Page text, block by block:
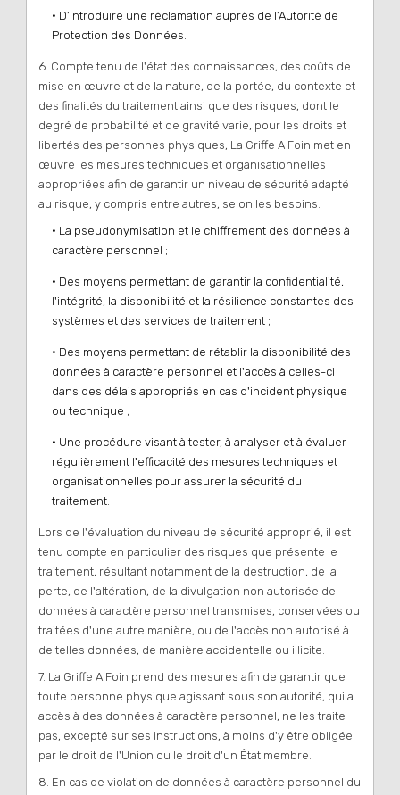
• D’introduire une réclamation auprès de l’Autorité de
Protection des Données.
6. Compte tenu de l'état des connaissances, des coûts de
mise en œuvre et de la nature, de la portée, du contexte et
des finalités du traitement ainsi que des risques, dont le
degré de probabilité et de gravité varie, pour les droits et
libertés des personnes physiques, La Griffe A Foin met en
œuvre les mesures techniques et organisationnelles
appropriées afin de garantir un niveau de sécurité adapté
au risque, y compris entre autres, selon les besoins:
• La pseudonymisation et le chiffrement des données à
caractère personnel ;
• Des moyens permettant de garantir la confidentialité,
l'intégrité, la disponibilité et la résilience constantes des
systèmes et des services de traitement ;
• Des moyens permettant de rétablir la disponibilité des
données à caractère personnel et l'accès à celles-ci
dans des délais appropriés en cas d'incident physique
ou technique ;
• Une procédure visant à tester, à analyser et à évaluer
régulièrement l'efficacité des mesures techniques et
organisationnelles pour assurer la sécurité du
traitement.
Lors de l'évaluation du niveau de sécurité approprié, il est
tenu compte en particulier des risques que présente le
traitement, résultant notamment de la destruction, de la
perte, de l'altération, de la divulgation non autorisée de
données à caractère personnel transmises, conservées ou
traitées d'une autre manière, ou de l'accès non autorisé à
de telles données, de manière accidentelle ou illicite.
7. La Griffe A Foin prend des mesures afin de garantir que
toute personne physique agissant sous son autorité, qui a
accès à des données à caractère personnel, ne les traite
pas, excepté sur ses instructions, à moins d'y être obligée
par le droit de l'Union ou le droit d'un État membre.
8. En cas de violation de données à caractère personnel du